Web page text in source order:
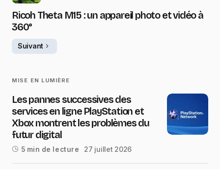
Ricoh Theta M15 : un appareil photo et vidéo à
360°
Suivant
MISE EN LUMIÈRE
Les pannes successives des
services en ligne PlayStation et
Xbox montrent les problèmes du
futur digital
5 min de lecture 27 juillet 2026